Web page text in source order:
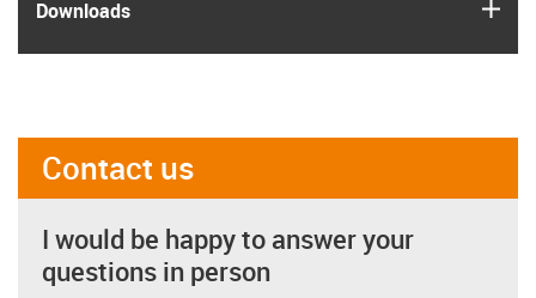
Downloads
Contact us
I would be happy to answer your
questions in person